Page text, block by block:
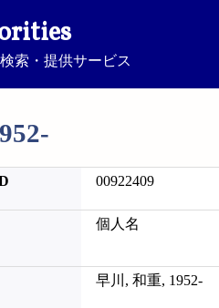
索・提供サービス
00922409
個人名
早川, 和重, 1952-